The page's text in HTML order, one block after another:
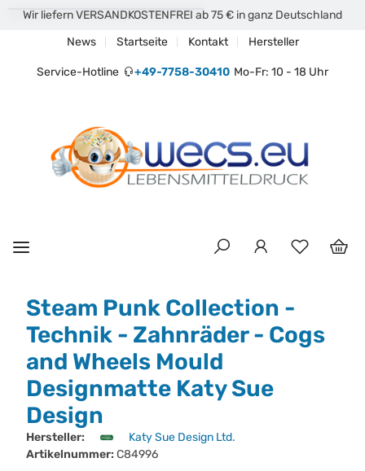
Wir liefern VERSANDKOSTENFREI ab 75 € in ganz Deutschland
News
Startseite Kontakt Hersteller
Service-Hotline +49-7758-30410 Mo-Fr: 10 - 18 Uhr
Steam Punk Collection -
Technik - Zahnräder - Cogs
and Wheels Mould
Designmatte Katy Sue
Design
Hersteller:
Katy Sue Design Ltd.
Artikelnummer: C84996